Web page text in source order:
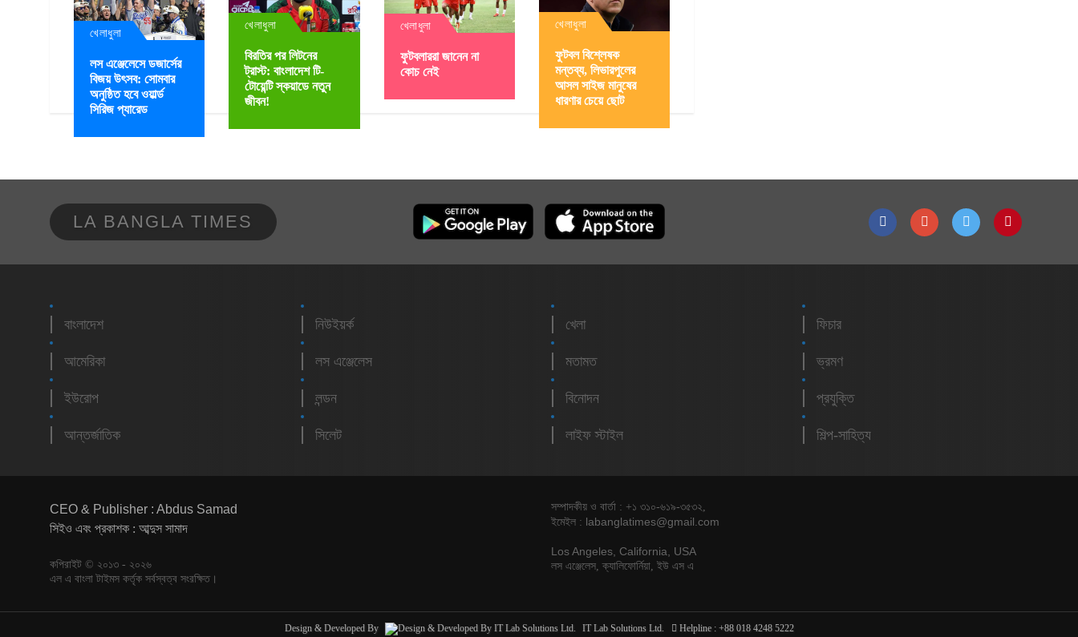
খেলাধুলা
লস এঞ্জেলেসে ডজার্সের
বিজয় উৎসব: সোমবার
অনুষ্ঠিত হবে ওয়ার্ল্ড
সিরিজ প্যারেড
খেলাধুলা
বিরতির পর লিটনের
ট্রাস্ট: বাংলাদেশ টি-
টোয়েন্টি স্কয়াডে নতুন
জীবন!
খেলাধুলা
ফুটবলাররা জানেন না
কোচ নেই
খেলাধুলা
ফুটবল বিশ্লেষক
মন্তব্য, লিভারপুলের
আসল সাইজ মানুষের
ধারণার চেয়ে ছোট
LA BANGLA TIMES
বাংলাদেশ
আমেরিকা
ইউরোপ
আন্তর্জাতিক
নিউইয়র্ক
লস এঞ্জেলেস
লন্ডন
সিলেট
খেলা
মতামত
বিনোদন
লাইফ স্টাইল
ফিচার
ভ্রমণ
প্রযুক্তি
শিল্প-সাহিত্য
CEO & Publisher : Abdus Samad
সিইও এবং প্রকাশক : আব্দুস সামাদ
কপিরাইট © ২০১৩ - ২০২৬
এল এ বাংলা টাইমস কর্তৃক সর্বস্বত্ব সংরক্ষিত।
সম্পাদকীয় ও বার্তা : +১ ৩১০-৬১৯-৩৫৩২,
ইমেইল : labanglatimes@gmail.com
Los Angeles, California, USA
লস এঞ্জেলেস, ক্যালিফোর্নিয়া, ইউ এস এ
Design & Developed By IT Lab Solutions Ltd. Helpline : +88 018 4248 5222